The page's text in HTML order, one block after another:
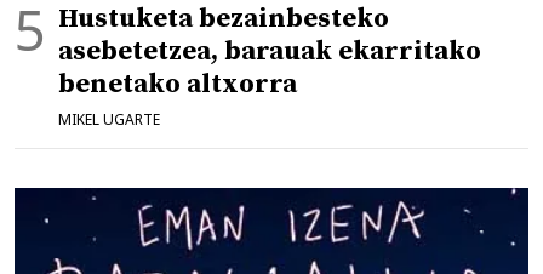
Hustuketa bezainbesteko
asebetetzea, barauak ekarritako
benetako altxorra
MIKEL UGARTE